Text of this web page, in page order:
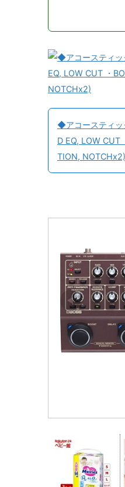
◆アコースティッ
D EQ, LOW CUT
TION, NOTCHx2)